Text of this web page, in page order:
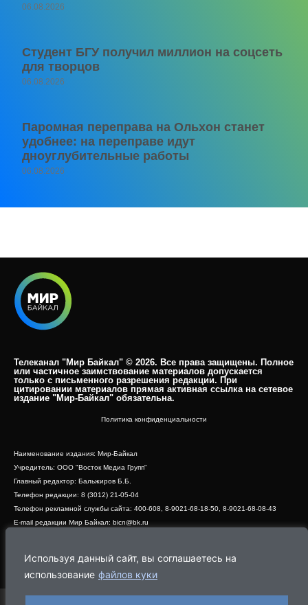
Используя данный сайт, вы соглашаетесь на
использование файлов куки
06.08.2026
Студент БГУ получил миллион на соцсеть
для творцов
06.08.2026
Паромная переправа на Ольхон станет
удобнее: на переправе идут
дноуглубительные работы
06.08.2026
Телеканал "Мир Байкал" © 2026. Все права защищены. Полное
или частичное заимствование материалов допускается
только с письменного разрешения редакции. При
цитировании материалов прямая активная ссылка на сетевое
издание "Мир-Байкал" обязательна.​
Политика конфиденциальности
Наименование издания: Мир-Байкал
Учредитель: ООО "Восток Медиа Групп"
Главный редактор: Бальжиров Б.Б.
Телефон редакции: 8 (3012) 21-05-04
Телефон рекламной службы сайта: 400-608, 8-9021-68-18-50, 8-9021-68-08-43
E-mail редакции Мир Байкал: bicn@bk.ru
Адрес редакции: 670000, г. Улан-Удэ, ул. Профсоюзная, дом 44, офис 1